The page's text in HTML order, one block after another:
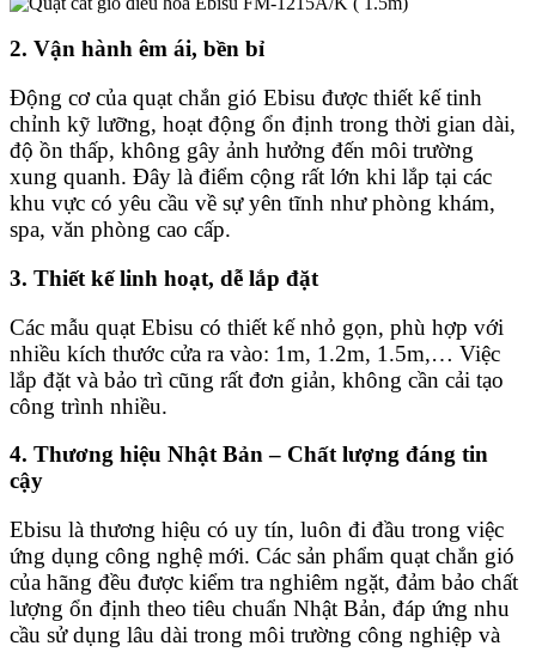
2. Vận hành êm ái, bền bỉ
Động cơ của quạt chắn gió Ebisu được thiết kế tinh
chỉnh kỹ lưỡng, hoạt động ổn định trong thời gian dài,
độ ồn thấp, không gây ảnh hưởng đến môi trường
xung quanh. Đây là điểm cộng rất lớn khi lắp tại các
khu vực có yêu cầu về sự yên tĩnh như phòng khám,
spa, văn phòng cao cấp.
3. Thiết kế linh hoạt, dễ lắp đặt
Các mẫu quạt Ebisu có thiết kế nhỏ gọn, phù hợp với
nhiều kích thước cửa ra vào: 1m, 1.2m, 1.5m,… Việc
lắp đặt và bảo trì cũng rất đơn giản, không cần cải tạo
công trình nhiều.
4. Thương hiệu Nhật Bản – Chất lượng đáng tin
cậy
Ebisu là thương hiệu có uy tín, luôn đi đầu trong việc
ứng dụng công nghệ mới. Các sản phẩm quạt chắn gió
của hãng đều được kiểm tra nghiêm ngặt, đảm bảo chất
lượng ổn định theo tiêu chuẩn Nhật Bản, đáp ứng nhu
cầu sử dụng lâu dài trong môi trường công nghiệp và